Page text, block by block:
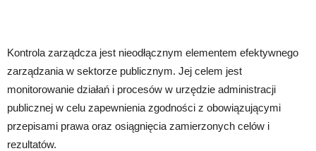
Kontrola zarządcza jest nieodłącznym elementem efektywnego
zarządzania w sektorze publicznym. Jej celem jest
monitorowanie działań i procesów w urzędzie administracji
publicznej w celu zapewnienia zgodności z obowiązującymi
przepisami prawa oraz osiągnięcia zamierzonych celów i
rezultatów.